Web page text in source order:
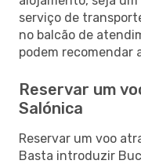
serviço de
no balcão de
podem recomendar
Reservar um
Salónica
Reservar um voo
Basta introduzir